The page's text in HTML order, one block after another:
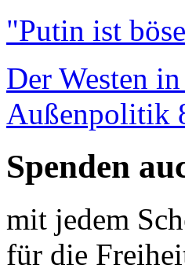
"Putin ist
Der Westen
Außenpolitik
Spenden
mit jedem
für die